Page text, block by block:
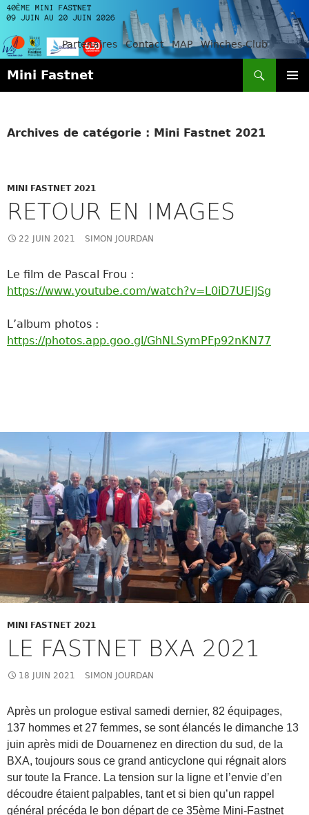
Partenaires Contact MAP Winches-Club
Mini Fastnet
Archives de catégorie : Mini Fastnet 2021
MINI FASTNET 2021
RETOUR EN IMAGES
22 JUIN 2021 SIMON JOURDAN
Le film de Pascal Frou :
https://www.youtube.com/watch?v=L0iD7UEIjSg
L’album photos :
https://photos.app.goo.gl/GhNLSymPFp92nKN77
MINI FASTNET 2021
LE FASTNET BXA 2021
18 JUIN 2021 SIMON JOURDAN
Après un prologue estival samedi dernier, 82 équipages,
137 hommes et 27 femmes, se sont élancés le dimanche 13
juin après midi de Douarnenez en direction du sud, de la
BXA, toujours sous ce grand anticyclone qui régnait alors
sur toute la France. La tension sur la ligne et l’envie d’en
découdre étaient palpables, tant et si bien qu’un rappel
général précéda le bon départ de ce 35ème Mini-Fastnet